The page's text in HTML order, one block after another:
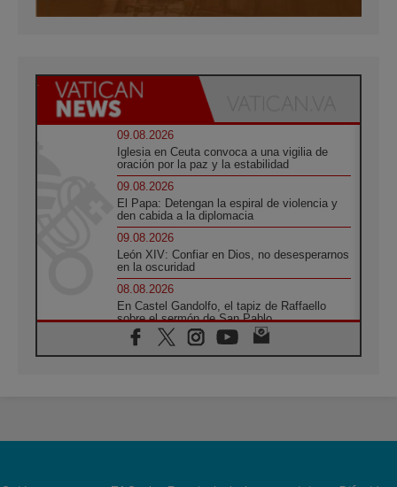
09.08.2026
Iglesia en Ceuta convoca a una vigilia de
oración por la paz y la estabilidad
09.08.2026
El Papa: Detengan la espiral de violencia y
den cabida a la diplomacia
09.08.2026
León XIV: Confiar en Dios, no desesperarnos
en la oscuridad
08.08.2026
En Castel Gandolfo, el tapiz de Raffaello
sobre el sermón de San Pablo
08.08.2026
En Colombia, «la paz no se compra con una
08.08.2026